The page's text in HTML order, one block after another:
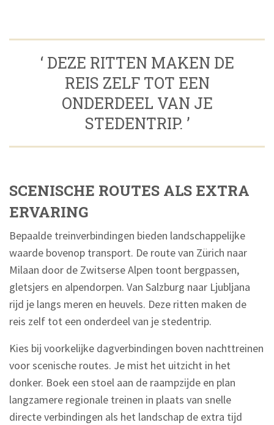
‘ DEZE RITTEN MAKEN DE
REIS ZELF TOT EEN
ONDERDEEL VAN JE
STEDENTRIP. ’
SCENISCHE ROUTES ALS EXTRA
ERVARING
Bepaalde treinverbindingen bieden landschappelijke
waarde bovenop transport. De route van Zürich naar
Milaan door de Zwitserse Alpen toont bergpassen,
gletsjers en alpendorpen. Van Salzburg naar Ljubljana
rijd je langs meren en heuvels. Deze ritten maken de
reis zelf tot een onderdeel van je stedentrip.
Kies bij voorkelijke dagverbindingen boven nachttreinen
voor scenische routes. Je mist het uitzicht in het
donker. Boek een stoel aan de raampzijde en plan
langzamere regionale treinen in plaats van snelle
directe verbindingen als het landschap de extra tijd